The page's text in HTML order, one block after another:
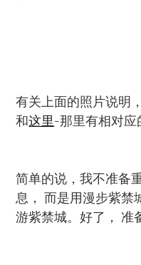
有关上面的照片说明
和这里-那里有相对应
简单的说，我不准备
息， 而是用漫步紫禁
游紫禁城。好了，